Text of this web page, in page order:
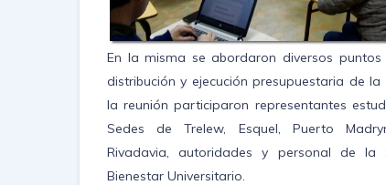
En la misma se abordaron diversos
distribución y ejecución presupuestaria de la
la reunión participaron representantes
Sedes de Trelew, Esquel, Puerto
Rivadavia, autoridades y personal de la
Bienestar Universitario.